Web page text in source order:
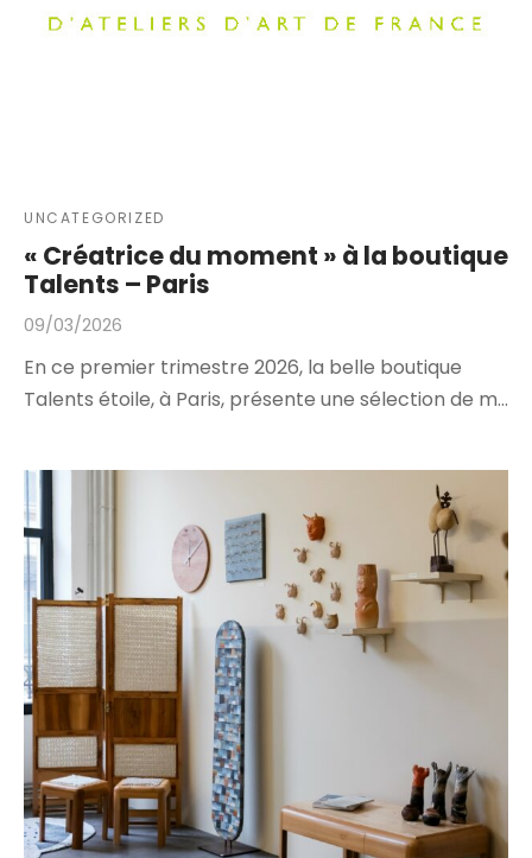
UNCATEGORIZED
« Créatrice du moment » à la boutique
Talents – Paris
09/03/2026
En ce premier trimestre 2026, la belle boutique
Talents étoile, à Paris, présente une sélection de m…